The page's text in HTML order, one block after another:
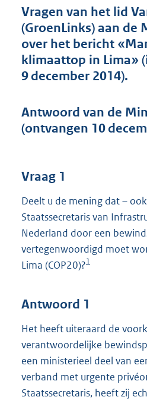
Vragen van het lid
(GroenLinks) aan de
over het bericht
klimaattop in Lima»
9 december 2014).
Antwoord van de
(ontvangen 10
Vraag 1
Deelt u de mening dat –
Staatssecretaris van
Nederland door een
vertegenwoordigd moet
Lima (COP20)?1
Antwoord 1
Het heeft uiteraard de
verantwoordelijke
een ministerieel deel van
verband met urgente
Staatssecretaris, heeft zij